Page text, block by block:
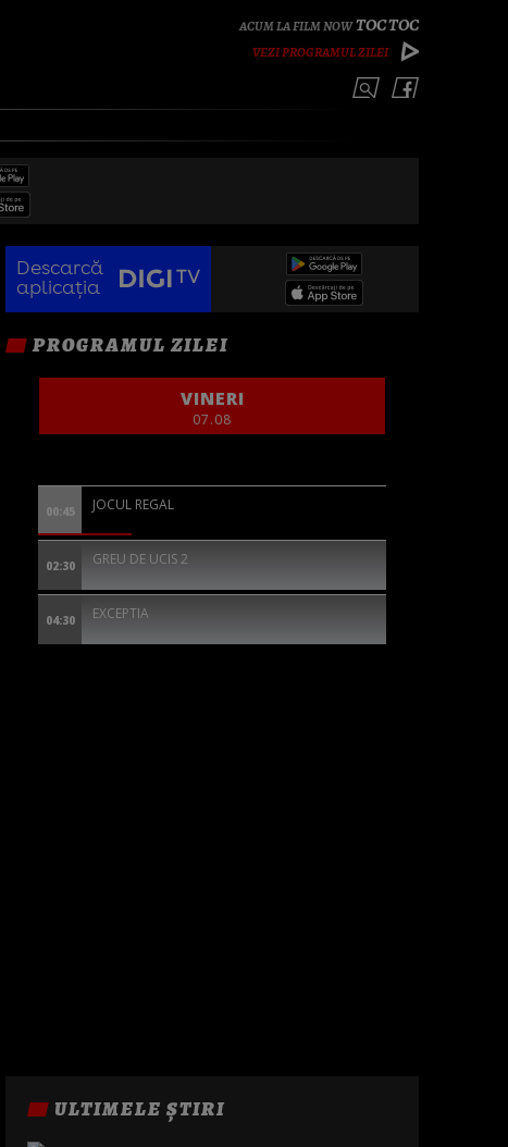
TOC TOC
VEZI PROGRAMUL ZILEI
Descarcă
aplicația
PROGRAMUL ZILEI
VINERI
07.08
00:45 JOCUL REGAL
02:30 GREU DE UCIS 2
04:30 EXCEPTIA
ULTIMELE ȘTIRI